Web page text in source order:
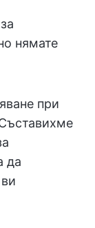
нямате
при
да
ви